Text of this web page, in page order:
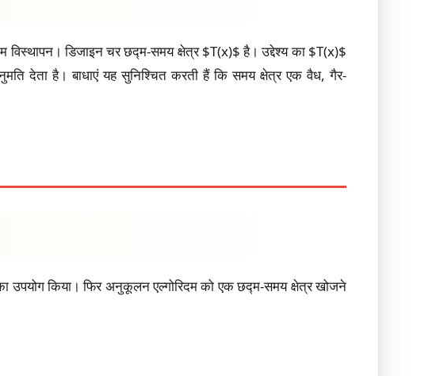
डिजाइन चर छद्म-समय क्षेत्र $T(x)$ है। उद्देश्य का $T(x)$
देता है। बाधाएं यह सुनिश्चित करती हैं कि समय क्षेत्र एक वैध, गैर-
उपयोग किया। फिर अनुकूलन एल्गोरिदम को एक छद्म-समय क्षेत्र खोजने